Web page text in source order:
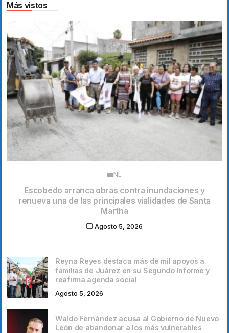
Más vistos
NL
Escobedo arranca obras contra inundaciones y
renueva una de las principales vialidades de Santa
Martha
Agosto 5, 2026
Reyna Reyes destaca más de mil apoyos a
familias de Juárez en su Segundo Informe y
reafirma agenda social
Agosto 5, 2026
Waldo Fernández acusa al Gobierno de Nuevo
León de abandonar a los más vulnerables